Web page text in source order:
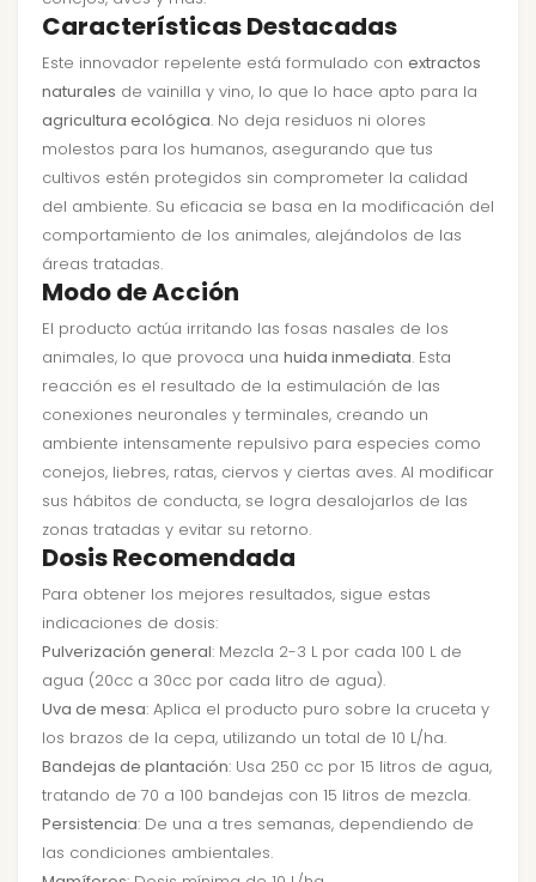
Características Destacadas
Este innovador repelente está formulado con extractos
naturales de vainilla y vino, lo que lo hace apto para la
agricultura ecológica. No deja residuos ni olores
molestos para los humanos, asegurando que tus
cultivos estén protegidos sin comprometer la calidad
del ambiente. Su eficacia se basa en la modificación del
comportamiento de los animales, alejándolos de las
áreas tratadas.
Modo de Acción
El producto actúa irritando las fosas nasales de los
animales, lo que provoca una huida inmediata. Esta
reacción es el resultado de la estimulación de las
conexiones neuronales y terminales, creando un
ambiente intensamente repulsivo para especies como
conejos, liebres, ratas, ciervos y ciertas aves. Al modificar
sus hábitos de conducta, se logra desalojarlos de las
zonas tratadas y evitar su retorno.
Dosis Recomendada
Para obtener los mejores resultados, sigue estas
indicaciones de dosis:
Pulverización general: Mezcla 2-3 L por cada 100 L de
agua (20cc a 30cc por cada litro de agua).
Uva de mesa: Aplica el producto puro sobre la cruceta y
los brazos de la cepa, utilizando un total de 10 L/ha.
Bandejas de plantación: Usa 250 cc por 15 litros de agua,
tratando de 70 a 100 bandejas con 15 litros de mezcla.
Persistencia: De una a tres semanas, dependiendo de
las condiciones ambientales.